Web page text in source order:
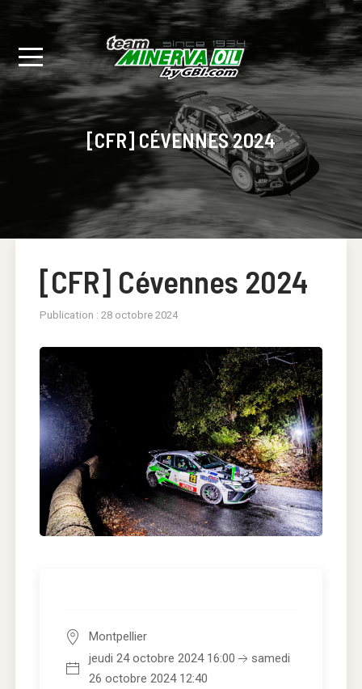
[CFR] CÉVENNES 2024
[CFR] Cévennes 2024
Publication : 28 octobre 2024
Montpellier
jeudi 24 octobre 2024 16:00
samedi
26 octobre 2024 12:40